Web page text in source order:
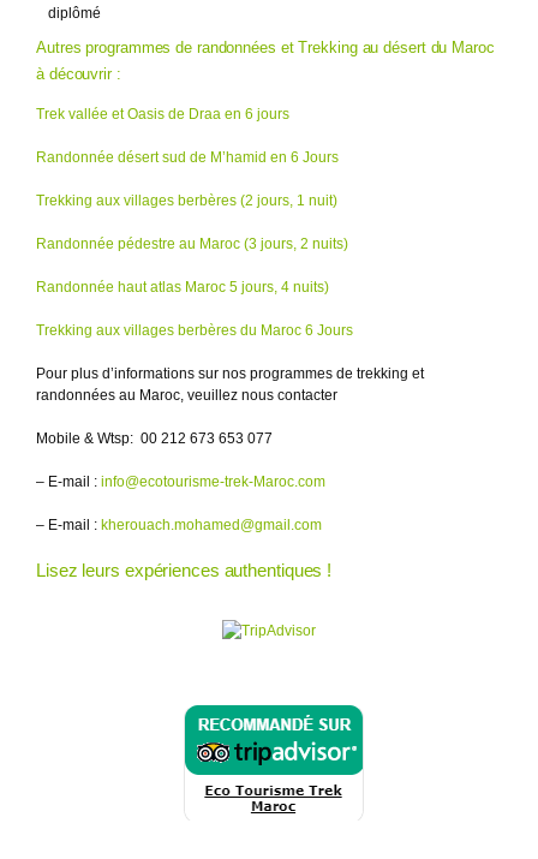
diplômé
Autres programmes de randonnées et Trekking au désert du Maroc
à découvrir :
Trek vallée et Oasis de Draa en 6 jours
Randonnée désert sud de M’hamid en 6 Jours
Trekking aux villages berbères (2 jours, 1 nuit)
Randonnée pédestre au Maroc (3 jours, 2 nuits)
Randonnée haut atlas Maroc 5 jours, 4 nuits)
Trekking aux villages berbères du Maroc 6 Jours
Pour plus d’informations sur nos programmes de trekking et
randonnées au Maroc, veuillez nous contacter
Mobile & Wtsp: 00 212 673 653 077
– E-mail : info@ecotourisme-trek-Maroc.com
– E-mail : kherouach.mohamed@gmail.com
Lisez leurs expériences authentiques !